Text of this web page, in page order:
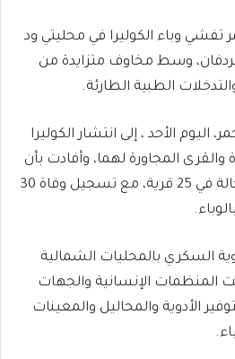
تفشي وباء الكوليرا في محليتي ود
كردفان، وسط مخاوف متزايدة من
الطبية الطارئة.
اليوم الأحد ، إلى انتشار الكوليرا
والقرى المجاورة لهما، وأفادت بأن
عدد الإصابات تجاوز 800 حالة في 25 قرية، مع تسجيل وفاة 30
السكري بالمحليات الشمالية
المنظمات الإنسانية والجهات
الأدوية والمحاليل والمعينات